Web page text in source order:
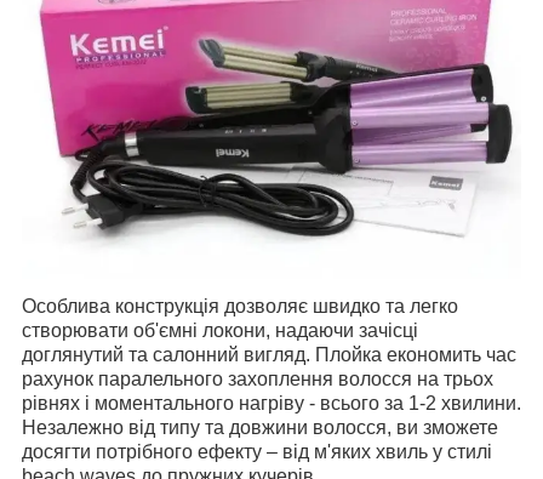
Особлива конструкція дозволяє швидко та легко
створювати об'ємні локони, надаючи зачісці
доглянутий та салонний вигляд. Плойка економить час
рахунок паралельного захоплення волосся на трьох
рівнях і моментального нагріву - всього за 1-2 хвилини.
Незалежно від типу та довжини волосся, ви зможете
досягти потрібного ефекту – від м'яких хвиль у стилі